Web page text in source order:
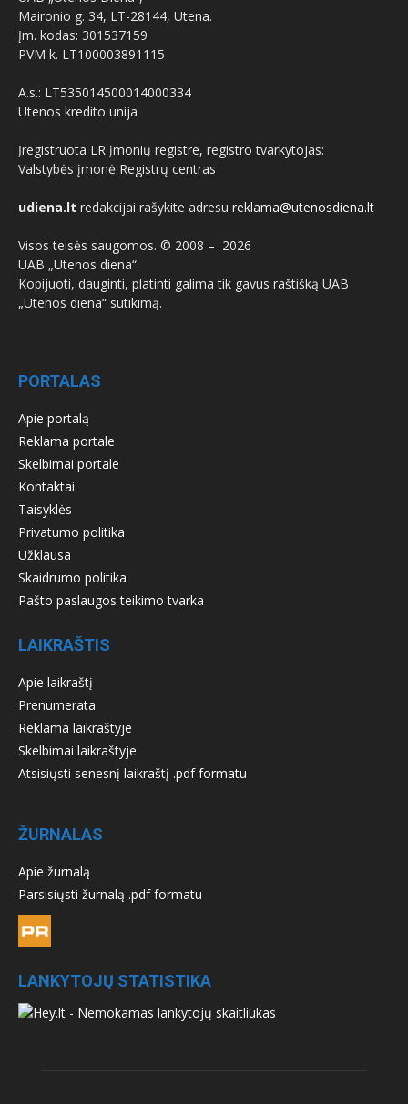
Maironio g. 34, LT-28144, Utena.
Įm. kodas: 301537159
PVM k. LT100003891115
A.s.: LT535014500014000334
Utenos kredito unija
Įregistruota LR įmonių registre, registro tvarkytojas:
Valstybės įmonė Registrų centras
udiena.lt redakcijai rašykite adresu reklama@utenosdiena.lt
Visos teisės saugomos. © 2008 – 2026
UAB „Utenos diena“.
Kopijuoti, dauginti, platinti galima tik gavus raštišką UAB
„Utenos diena“ sutikimą.
PORTALAS
Apie portalą
Reklama portale
Skelbimai portale
Kontaktai
Taisyklės
Privatumo politika
Užklausa
Skaidrumo politika
Pašto paslaugos teikimo tvarka
LAIKRAŠTIS
Apie laikraštį
Prenumerata
Reklama laikraštyje
Skelbimai laikraštyje
Atsisiųsti senesnį laikraštį .pdf formatu
ŽURNALAS
Apie žurnalą
Parsisiųsti žurnalą .pdf formatu
LANKYTOJŲ STATISTIKA